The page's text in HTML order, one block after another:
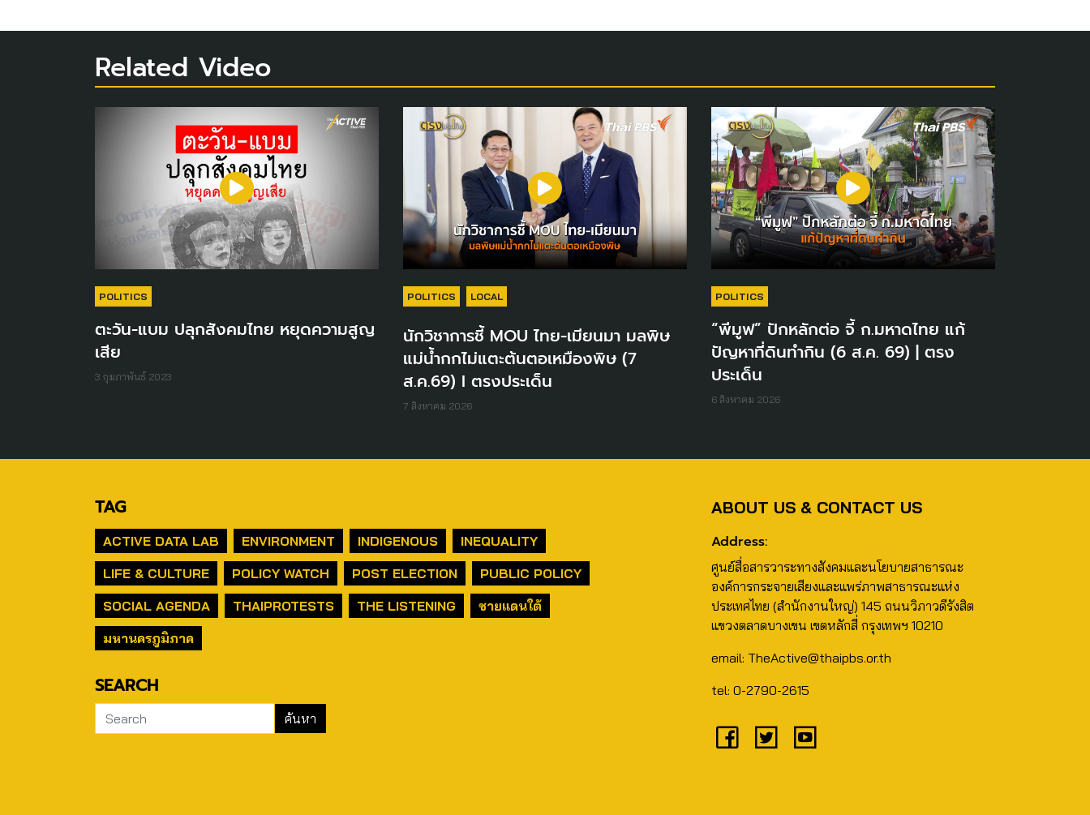
Related Video
POLITICS
ตะวัน-แบม ปลุกสังคมไทย หยุดความสูญ
เสีย
3 กุมภาพันธ์ 2023
POLITICS LOCAL
นักวิชาการชี้ MOU ไทย-เมียนมา มลพิษ
แม่น้ำกกไม่แตะต้นตอเหมืองพิษ (7
ส.ค.69) I ตรงประเด็น
7 สิงหาคม 2026
POLITICS
“พีมูฟ” ปักหลักต่อ จี้ ก.มหาดไทย แก้
ปัญหาที่ดินทำกิน (6 ส.ค. 69) | ตรง
ประเด็น
6 สิงหาคม 2026
TAG
ACTIVE DATA LAB ENVIRONMENT INDIGENOUS
INEQUALITY
LIFE & CULTURE
POLICY WATCH POST ELECTION
PUBLIC POLICY
SOCIAL AGENDA
THAIPROTESTS THE LISTENING
ชายแดนใต้
มหานครภูมิภาค
SEARCH
ABOUT US & CONTACT US
Address:
ศูนย์สื่อสารวาระทางสังคมและนโยบายสาธารณะ
องค์การกระจายเสียงและแพร่ภาพสาธารณะแห่ง
ประเทศไทย (สำนักงานใหญ่) 145 ถนนวิภาวดีรังสิต
แขวงตลาดบางเขน เขตหลักสี่ กรุงเทพฯ 10210
email: TheActive@thaipbs.or.th
tel: 0-2790-2615